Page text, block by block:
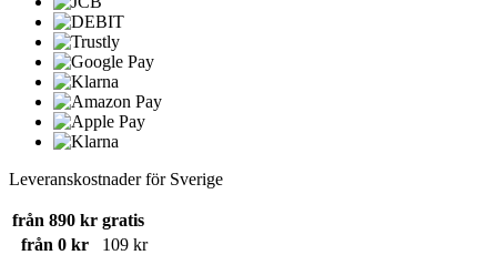
Leveranskostnader för Sverige
från 890 kr gratis
från 0 kr
109 kr